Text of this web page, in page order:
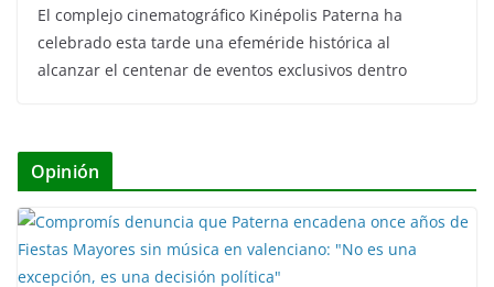
El complejo cinematográfico Kinépolis Paterna ha
celebrado esta tarde una efeméride histórica al
alcanzar el centenar de eventos exclusivos dentro
Opinión